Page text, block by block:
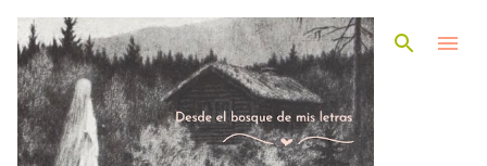
Ir al contenido principal